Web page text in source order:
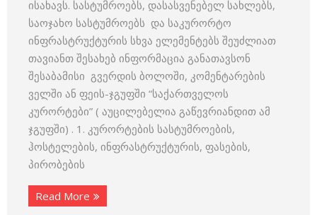
ისახავს. სასტუმროებს, დასასვენებელ სახლებს,
საოჯახო სასტუმროებს და საკურორტო
ინფრასტრუქტურის სხვა ელემენტებს შეუძლიათ
თავიანთ შესახებ ინფორმაცია განათავსონ
შესაბამისი გვერდის ბოლოში, კომენტარების
ველში ან ფეის-ჯგუფში “საქართველოს
კურორტები” ( აუცილებელია გაწევრიანდით ამ
ჯგუფში) . 1. კურორტების სასტუმროების,
ჰოსტელების, ინფრასტრუქტურის, ფასების,
პირობების
Read More